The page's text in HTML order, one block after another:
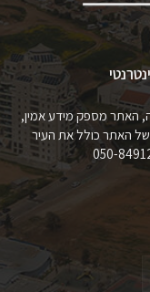
האתר מספק מידע אמין,
של האתר כולל את העיר